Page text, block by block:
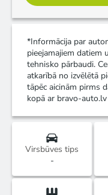
*Informācija par
pieejamajiem datiem
tehnisko pārbaudi.
atkarībā no izvēlētā
tāpēc aicinām pirms
kopā ar bravo-
Virsbūves tips
-